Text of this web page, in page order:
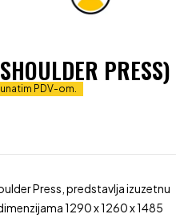
PRESS)
PDV-om.
Press, predstavlja izuzetnu
1290 x 1260 x 1485